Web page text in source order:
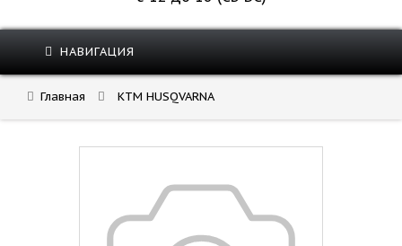
НАВИГАЦИЯ
Главная KTM HUSQVARNA